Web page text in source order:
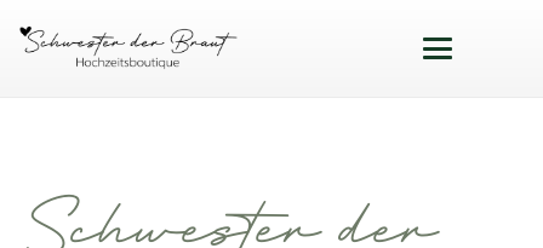
Schwester der